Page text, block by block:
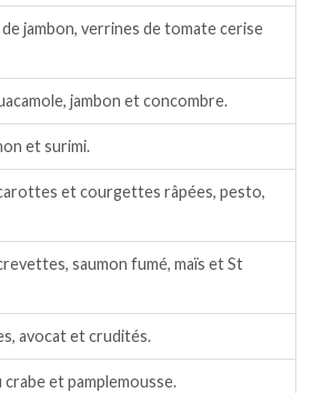
jambon, verrines de tomate cerise
jambon et concombre.
et surimi.
et courgettes râpées, pesto,
saumon fumé, maïs et St
avocat et crudités.
crabe et pamplemousse.